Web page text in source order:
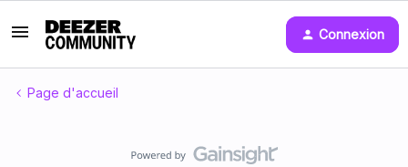
Connexion
Page d'accueil